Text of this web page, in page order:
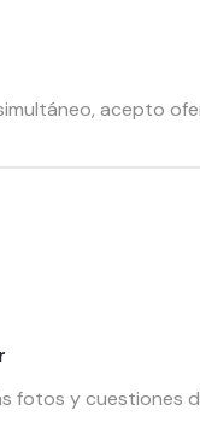
acepto
fotos y cuestiones